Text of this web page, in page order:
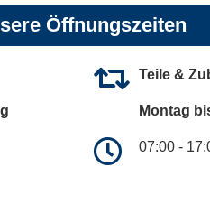
Öffnungszeiten
Teile &
Montag
07:00 -